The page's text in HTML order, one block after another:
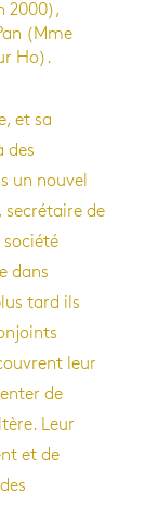
2000),
(Mme
Ho).
et sa
des
un nouvel
secrétaire de
dans
tard ils
leur
de
Leur
et de